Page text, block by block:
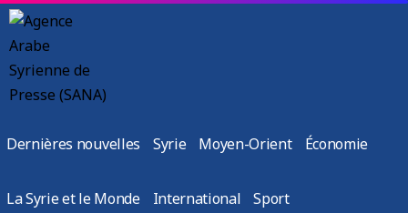
Dernières nouvelles Syrie Moyen-Orient Économie
La Syrie et le Monde International Sport